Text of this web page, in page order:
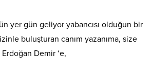
yer gün geliyor yabancısı olduğun bir
buluşturan canım yazanıma, size
Demir ‘e,